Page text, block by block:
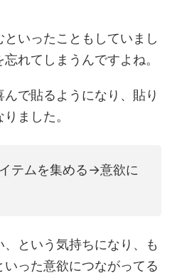
いったこともしていまし
れてしまうんですよね。
で貼るようになり、貼り
ました。
テムを集める→意欲に
という気持ちになり、も
った意欲につながってる